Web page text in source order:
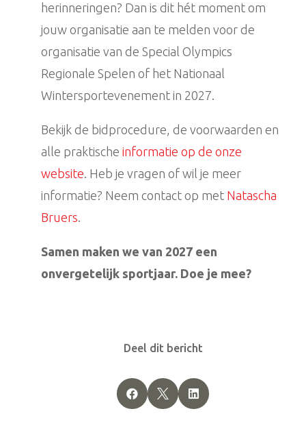
herinneringen? Dan is dit hét moment om
jouw organisatie aan te melden voor de
organisatie van de Special Olympics
Regionale Spelen of het Nationaal
Wintersportevenement in 2027.
Bekijk de bidprocedure, de voorwaarden en
alle praktische informatie op de onze
website. Heb je vragen of wil je meer
informatie? Neem contact op met Natascha
Bruers.
Samen maken we van 2027 een
onvergetelijk sportjaar. Doe je mee?
Deel dit bericht
  